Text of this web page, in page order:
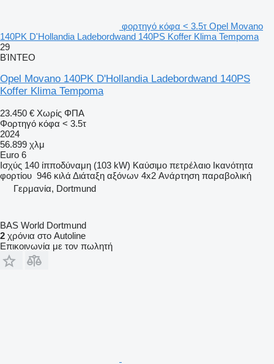
φορτηγό κόφα < 3.5τ Opel Movano
140PK D'Hollandia Ladebordwand 140PS Koffer Klima Tempoma
29
ΒΊΝΤΕΟ
Opel Movano 140PK D'Hollandia Ladebordwand 140PS
Koffer Klima Tempoma
23.450 € Χωρίς ΦΠΑ
Φορτηγό κόφα < 3.5τ
2024
56.899 χλμ
Euro 6
Ισχύς 140 ίπποδύναμη (103 kW) Καύσιμο πετρέλαιο Ικανότητα
φορτίου 946 κιλά Διάταξη αξόνων 4x2 Ανάρτηση παραβολική
Γερμανία, Dortmund
BAS World Dortmund
2 χρόνια στο Autoline
Επικοινωνία με τον πωλητή